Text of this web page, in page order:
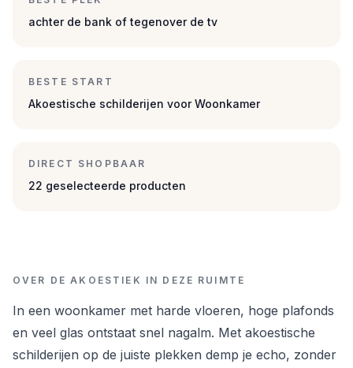
achter de bank of tegenover de tv
BESTE START
Akoestische schilderijen voor Woonkamer
DIRECT SHOPBAAR
22 geselecteerde producten
OVER DE AKOESTIEK IN DEZE RUIMTE
In een woonkamer met harde vloeren, hoge plafonds
en veel glas ontstaat snel nagalm. Met akoestische
schilderijen op de juiste plekken demp je echo, zonder